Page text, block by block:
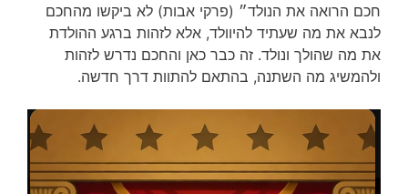
חכם הרואה את הנולד״ (פרקי אבות) לא ביקשו מהחכם
לנבא את מה שעתיד להיוולד, אלא לזהות ברגע ההולדת
את מה שהולך ונולד. זה כבר כאן והחכם נדרש לזהות
ולהמשיג מה השתנה, בהתאם להתוות דרך חדשה.